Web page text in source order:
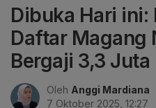
Dibuka Hari ini:
Daftar Magang
Bergaji 3,3 Juta
Oleh Anggi Mardiana
7 Oktober 2025, 12:27